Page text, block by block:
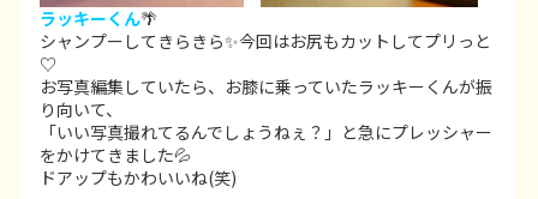
ラッキーくん🌴
シャンプーしてきらきら✨今回はお尻もカットしてプリっと
♡
お写真編集していたら、お膝に乗っていたラッキーくんが振
り向いて、
「いい写真撮れてるんでしょうねぇ？」と急にプレッシャー
をかけてきました💦
ドアップもかわいいね(笑)